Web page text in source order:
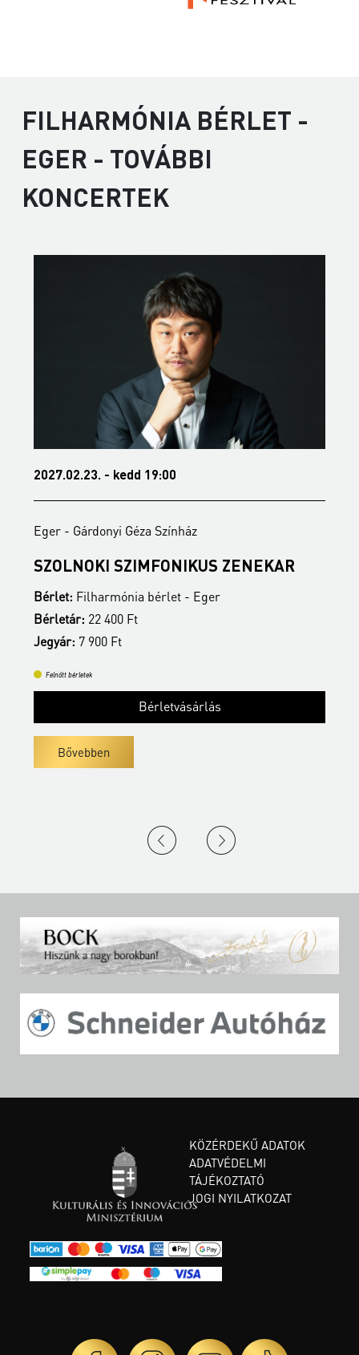
FILHARMÓNIA BÉRLET -
EGER - TOVÁBBI
KONCERTEK
2027.02.23. - kedd 19:00
Eger - Gárdonyi Géza Színház
SZOLNOKI SZIMFONIKUS ZENEKAR
Bérlet: Filharmónia bérlet - Eger
Bérletár: 22 400 Ft
Jegyár: 7 900 Ft
Felnőtt bérletek
Bérletvásárlás
Bővebben
KÖZÉRDEKŰ ADATOK
ADATVÉDELMI
TÁJÉKOZTATÓ
JOGI NYILATKOZAT